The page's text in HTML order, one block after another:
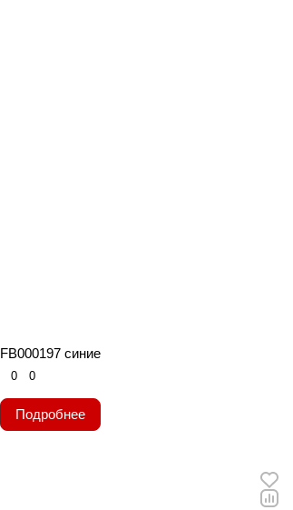
FB000197 синие
0 0
Подробнее